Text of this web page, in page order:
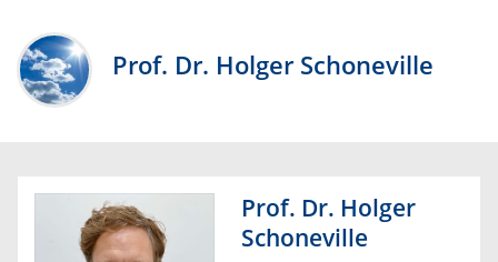
Prof. Dr. Holger Schoneville
Prof. Dr. Holger
Schoneville